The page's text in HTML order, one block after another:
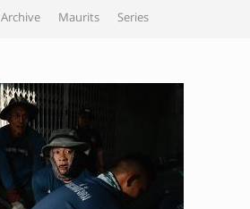
Archive Maurits Series